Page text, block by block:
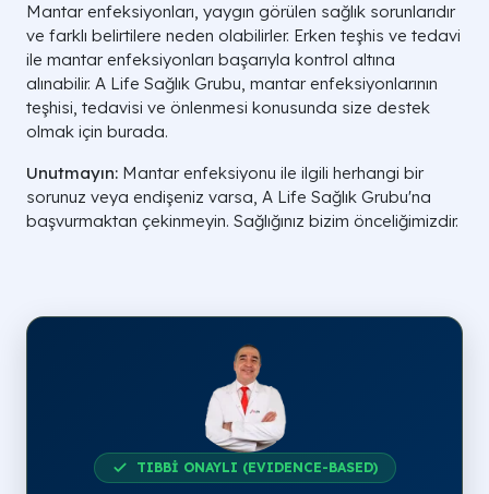
Mantar enfeksiyonları, yaygın görülen sağlık sorunlarıdır
ve farklı belirtilere neden olabilirler. Erken teşhis ve tedavi
ile mantar enfeksiyonları başarıyla kontrol altına
alınabilir. A Life Sağlık Grubu, mantar enfeksiyonlarının
teşhisi, tedavisi ve önlenmesi konusunda size destek
olmak için burada.
Unutmayın: Mantar enfeksiyonu ile ilgili herhangi bir
sorunuz veya endişeniz varsa, A Life Sağlık Grubu'na
başvurmaktan çekinmeyin. Sağlığınız bizim önceliğimizdir.
TIBBİ ONAYLI (EVIDENCE-BASED)